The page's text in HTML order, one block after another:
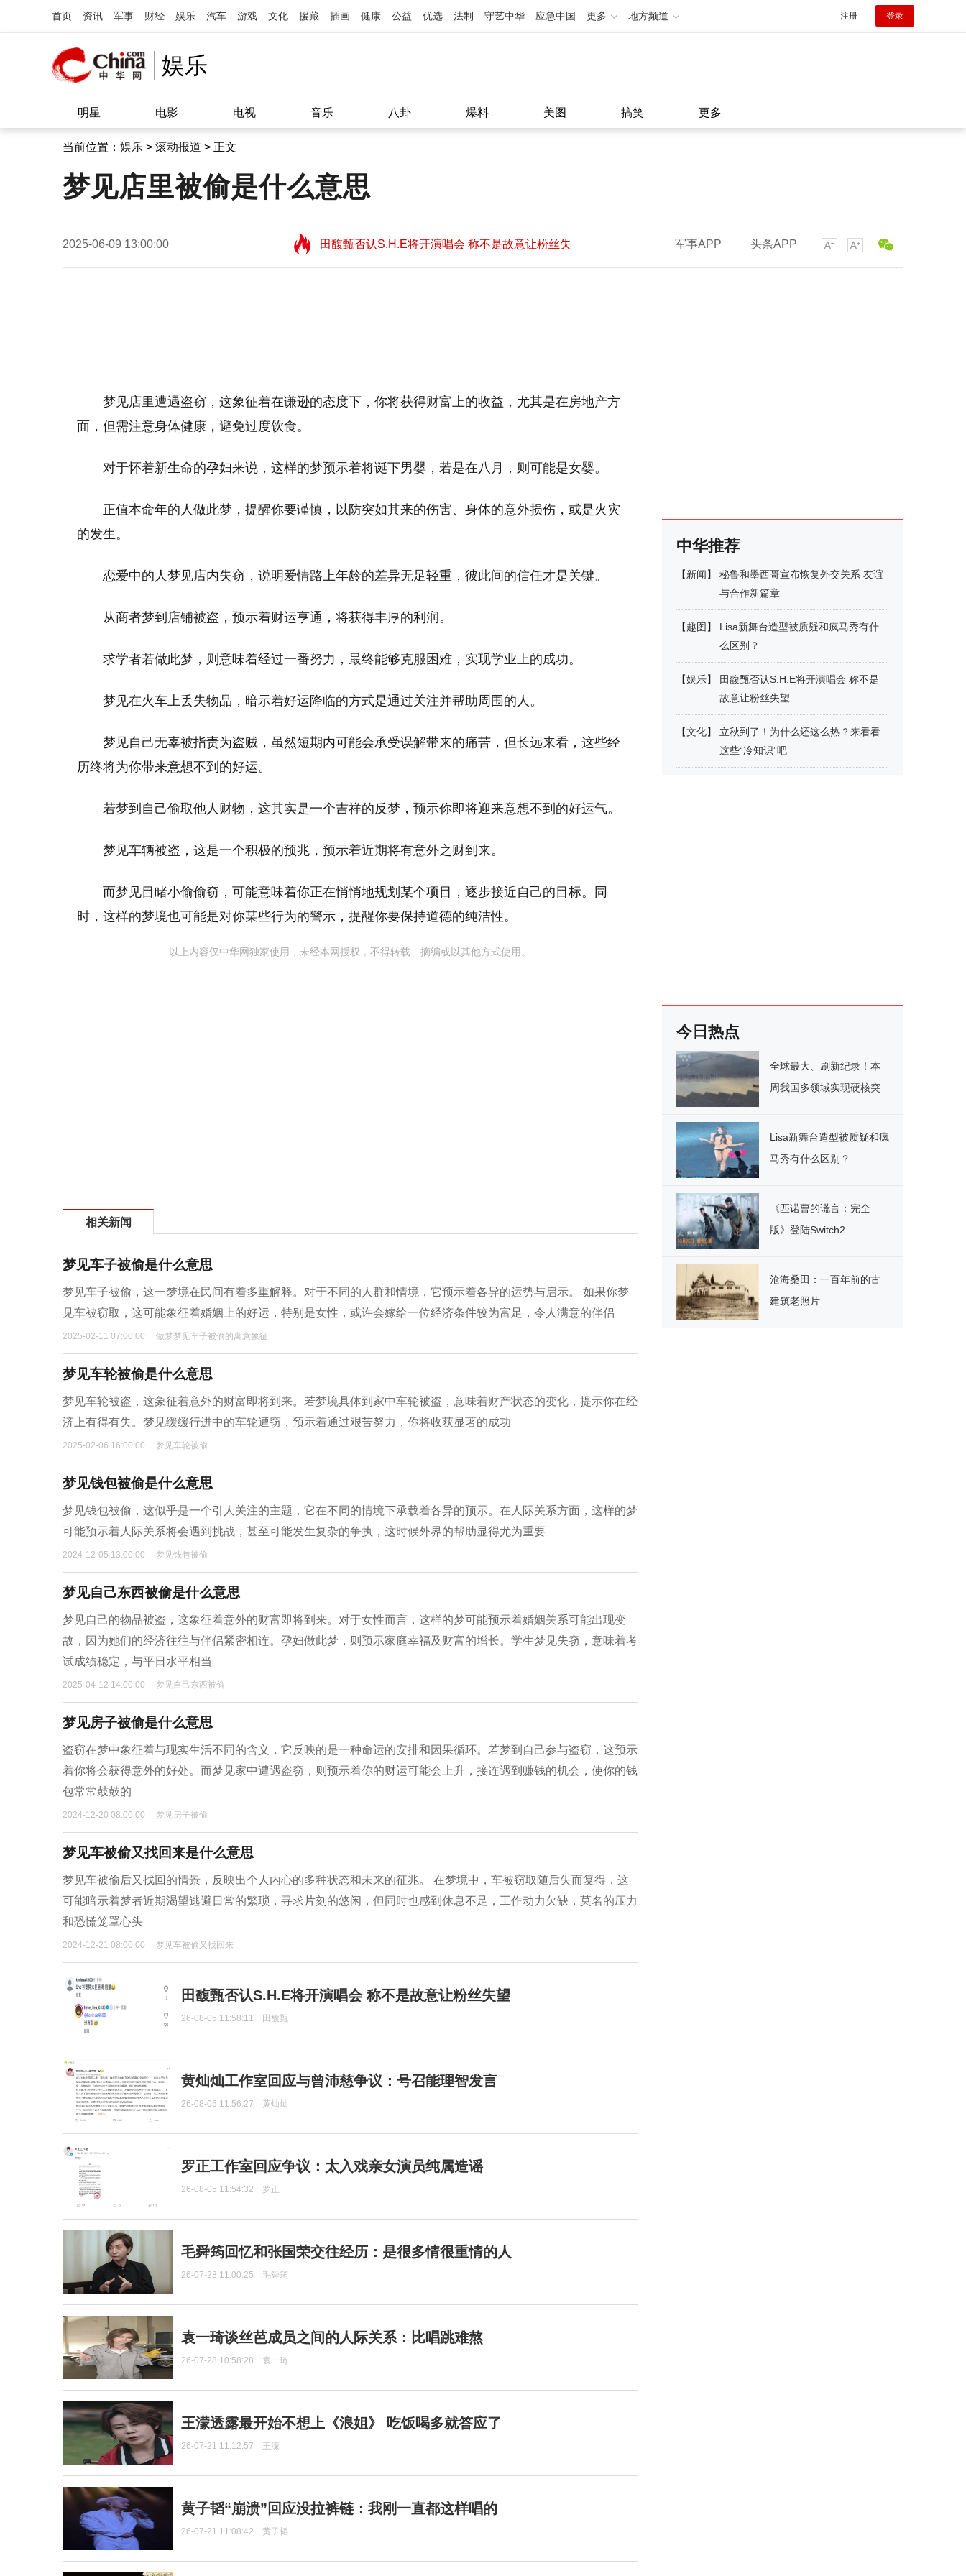
首页 资讯 军事 财经 娱乐 汽车 游戏 文化 援藏 插画 健康 公益 优选 法制 守艺中华 应急中国 更多 地方频道 注册 登录
娱乐
明星 电影 电视 音乐 八卦 爆料 美图 搞笑 更多
当前位置： 娱乐 > 滚动报道 > 正文
梦见店里被偷是什么意思
2025-06-09 13:00:00
田馥甄否认S.H.E将开演唱会 称不是故意让粉丝失
望11:08
田馥甄否认S.H.E将开演唱会 称不是故意让粉丝失
军事APP 头条APP
梦见店里遭遇盗窃，这象征着在谦逊的态度下，你将获得财富上的收益，尤其是在房地产方
面，但需注意身体健康，避免过度饮食。
对于怀着新生命的孕妇来说，这样的梦预示着将诞下男婴，若是在八月，则可能是女婴。
正值本命年的人做此梦，提醒你要谨慎，以防突如其来的伤害、身体的意外损伤，或是火灾
的发生。
恋爱中的人梦见店内失窃，说明爱情路上年龄的差异无足轻重，彼此间的信任才是关键。
从商者梦到店铺被盗，预示着财运亨通，将获得丰厚的利润。
求学者若做此梦，则意味着经过一番努力，最终能够克服困难，实现学业上的成功。
梦见在火车上丢失物品，暗示着好运降临的方式是通过关注并帮助周围的人。
梦见自己无辜被指责为盗贼，虽然短期内可能会承受误解带来的痛苦，但长远来看，这些经
历终将为你带来意想不到的好运。
若梦到自己偷取他人财物，这其实是一个吉祥的反梦，预示你即将迎来意想不到的好运气。
梦见车辆被盗，这是一个积极的预兆，预示着近期将有意外之财到来。
而梦见目睹小偷偷窃，可能意味着你正在悄悄地规划某个项目，逐步接近自己的目标。同
时，这样的梦境也可能是对你某些行为的警示，提醒你要保持道德的纯洁性。
以上内容仅中华网独家使用，未经本网授权，不得转载、摘编或以其他方式使用。
相关新闻
梦见车子被偷是什么意思
梦见车子被偷，这一梦境在民间有着多重解释。对于不同的人群和情境，它预示着各异的运势与启示。 如果你梦
见车被窃取，这可能象征着婚姻上的好运，特别是女性，或许会嫁给一位经济条件较为富足，令人满意的伴侣
2025-02-11 07:00:00 做梦梦见车子被偷的寓意象征
梦见车轮被偷是什么意思
梦见车轮被盗，这象征着意外的财富即将到来。若梦境具体到家中车轮被盗，意味着财产状态的变化，提示你在经
济上有得有失。梦见缓缓行进中的车轮遭窃，预示着通过艰苦努力，你将收获显著的成功
2025-02-06 16:00:00 梦见车轮被偷
梦见钱包被偷是什么意思
梦见钱包被偷，这似乎是一个引人关注的主题，它在不同的情境下承载着各异的预示。在人际关系方面，这样的梦
可能预示着人际关系将会遇到挑战，甚至可能发生复杂的争执，这时候外界的帮助显得尤为重要
2024-12-05 13:00:00 梦见钱包被偷
梦见自己东西被偷是什么意思
梦见自己的物品被盗，这象征着意外的财富即将到来。对于女性而言，这样的梦可能预示着婚姻关系可能出现变
故，因为她们的经济往往与伴侣紧密相连。孕妇做此梦，则预示家庭幸福及财富的增长。学生梦见失窃，意味着考
试成绩稳定，与平日水平相当
2025-04-12 14:00:00 梦见自己东西被偷
梦见房子被偷是什么意思
盗窃在梦中象征着与现实生活不同的含义，它反映的是一种命运的安排和因果循环。若梦到自己参与盗窃，这预示
着你将会获得意外的好处。而梦见家中遭遇盗窃，则预示着你的财运可能会上升，接连遇到赚钱的机会，使你的钱
包常常鼓鼓的
2024-12-20 08:00:00 梦见房子被偷
梦见车被偷又找回来是什么意思
梦见车被偷后又找回的情景，反映出个人内心的多种状态和未来的征兆。 在梦境中，车被窃取随后失而复得，这
可能暗示着梦者近期渴望逃避日常的繁琐，寻求片刻的悠闲，但同时也感到休息不足，工作动力欠缺，莫名的压力
和恐慌笼罩心头
2024-12-21 08:00:00 梦见车被偷又找回来
田馥甄否认S.H.E将开演唱会 称不是故意让粉丝失望
26-08-05 11:58:11 田馥甄
黄灿灿工作室回应与曾沛慈争议：号召能理智发言
26-08-05 11:56:27 黄灿灿
罗正工作室回应争议：太入戏亲女演员纯属造谣
26-08-05 11:54:32 罗正
毛舜筠回忆和张国荣交往经历：是很多情很重情的人
26-07-28 11:00:25 毛舜筠
袁一琦谈丝芭成员之间的人际关系：比唱跳难熬
26-07-28 10:58:28 袁一琦
王濛透露最开始不想上《浪姐》 吃饭喝多就答应了
26-07-21 11:12:57 王濛
黄子韬“崩溃”回应没拉裤链：我刚一直都这样唱的
26-07-21 11:08:42 黄子韬
中华推荐
【新闻】
秘鲁和墨西哥宣布恢复外交关系 友谊
与合作新篇章
【趣图 】
Lisa新舞台造型被质疑和疯马秀有什
么区别？
【娱乐】
田馥甄否认S.H.E将开演唱会 称不是
故意让粉丝失望
【文化】
立秋到了！为什么还这么热？来看看
这些“冷知识”吧
今日热点
全球最大、刷新纪录！本
周我国多领域实现硬核突
Lisa新舞台造型被质疑和疯
马秀有什么区别？
《匹诺曹的谎言：完全
版》登陆Switch2
沧海桑田：一百年前的古
建筑老照片